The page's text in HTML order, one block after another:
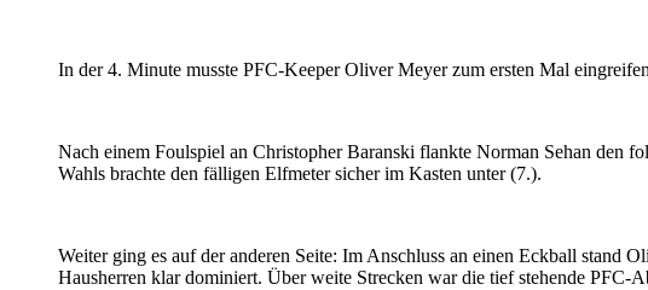
In der 4. Minute musste PFC-Keeper Oliver Meyer zum ersten Mal
Nach einem Foulspiel an Christopher Baranski flankte Norman Sehan den
Wahls brachte den fälligen Elfmeter sicher im Kasten unter (7.).
Weiter ging es auf der anderen Seite: Im Anschluss an einen Eckball stand
Hausherren klar dominiert. Über weite Strecken war die tief stehende